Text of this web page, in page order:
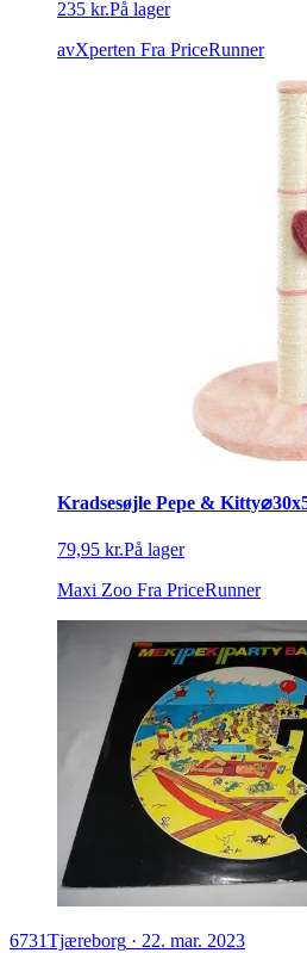
235 kr.På lager
avXperten Fra PriceRunner
Kradsesøjle Pepe &
79,95 kr.På lager
Maxi Zoo Fra PriceRunner
6731Tjæreborg · 22. mar. 2023